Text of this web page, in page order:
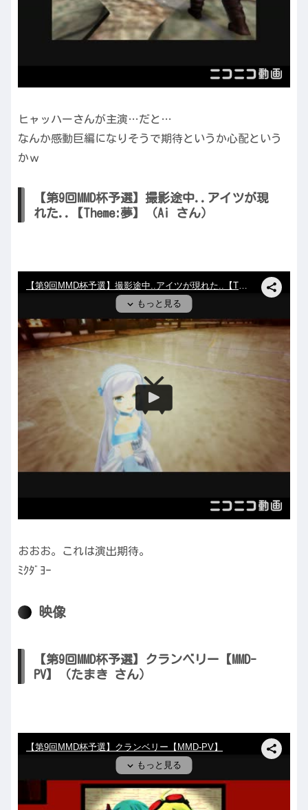
ヒャッハーさんが主演…だと…
なんか感動巨編になりそうで期待というか心配という
かｗ
【第9回MMD杯予選】撮影途中..アイツが現
れた..【Theme:夢】（Ai さん）
おおお。これは演出期待。
ﾐｸﾀﾞﾖｰ
映像
【第9回MMD杯予選】クランベリー【MMD-
PV】（たまき さん）